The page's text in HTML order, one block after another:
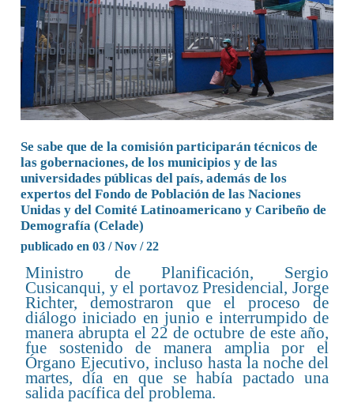
Se sabe que de la comisión participarán técnicos de
las gobernaciones, de los municipios y de las
universidades públicas del país, además de los
expertos del Fondo de Población de las Naciones
Unidas y del Comité Latinoamericano y Caribeño de
Demografía (Celade)
publicado en 03 / Nov / 22
Ministro de Planificación, Sergio
Cusicanqui, y el portavoz Presidencial, Jorge
Richter, demostraron que el proceso de
diálogo iniciado en junio e interrumpido de
manera abrupta el 22 de octubre de este año,
fue sostenido de manera amplia por el
Órgano Ejecutivo, incluso hasta la noche del
martes, día en que se había pactado una
salida pacífica del problema.